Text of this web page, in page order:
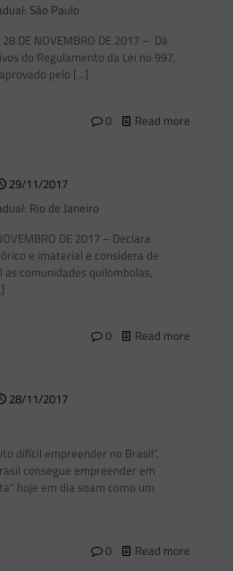
São Paulo
28 DE NOVEMBRO DE 2017 – Dá
do Regulamento da Lei no 997,
pelo […]
0 Read more
29/11/2017
Rio de Janeiro
DE 2017 – Declara
e imaterial e considera de
comunidades quilombolas,
0 Read more
28/11/2017
difícil empreender no Brasil”,
consegue empreender em
hoje em dia soam como um
0 Read more